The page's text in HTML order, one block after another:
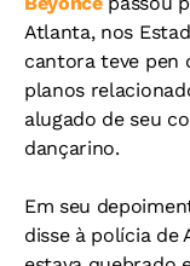
Atlanta, nos
cantora teve pen
planos
alugado de seu
dançarino.
Em seu
disse à polícia